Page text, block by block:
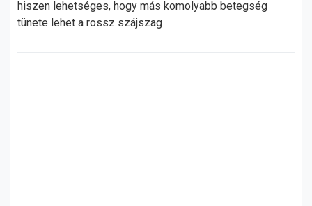
hiszen lehetséges, hogy más komolyabb betegség
tünete lehet a rossz szájszag